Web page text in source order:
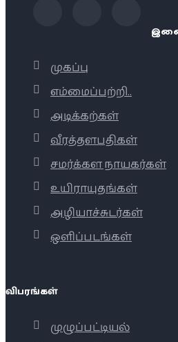
முகப்பு
எம்மைப்பற்றி..
அடிக்கற்கள்
வீரத்தளபதிகள்
சமர்க்கள நாயகர்கள்
உயிராயுதங்கள்
அழியாச்சுடர்கள்
ஒளிப்படங்கள்
விபரங்கள்
முழுப்பட்டியல்